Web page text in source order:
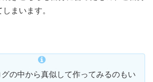
まいます。
グの中から真似して作ってみるのもい